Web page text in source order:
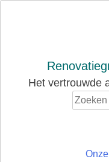
Het vertrouwde